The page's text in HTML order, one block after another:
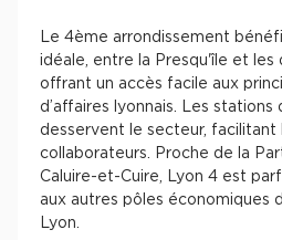
Le 4ème arrondissement
idéale, entre la Presqu'île et les
offrant un accès facile aux
d’affaires lyonnais. Les
desservent le secteur, facilitant
collaborateurs. Proche de la
Caluire-et-Cuire, Lyon 4 est
aux autres pôles économiques
Lyon.